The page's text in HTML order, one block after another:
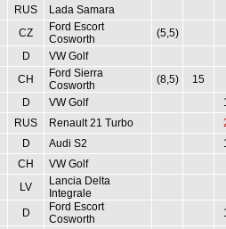
RUS
Lada Samara
CZ
Ford Escort
Cosworth
(5,5)
D
VW Golf
CH
Ford Sierra
Cosworth
(8,5)
15
D VW Golf
RUS Renault 21 Turbo
D Audi S2
CH
VW Golf
LV
Lancia Delta
Integrale
D
Ford Escort
Cosworth